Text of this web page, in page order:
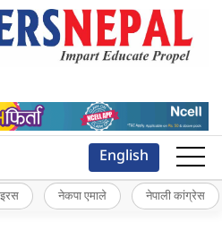
English
नेकपा एमाले नेपाली कांग्रेस